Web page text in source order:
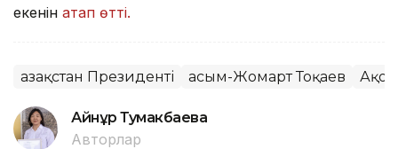
екенін атап өтті.
Қазақстан Президенті Қасым-Жомарт Тоқаев
Айнұр Тумакбаева
Авторлар